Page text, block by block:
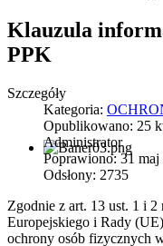
Klauzula
PPK
Szczegóły
Kategoria:
Opublikowano: 25
Administrator
Poprawiono: 31 maj
Odsłony: 2735
Zgodnie z art. 13 ust. 1 i 2
Europejskiego i Rady
ochrony osób fizycznych